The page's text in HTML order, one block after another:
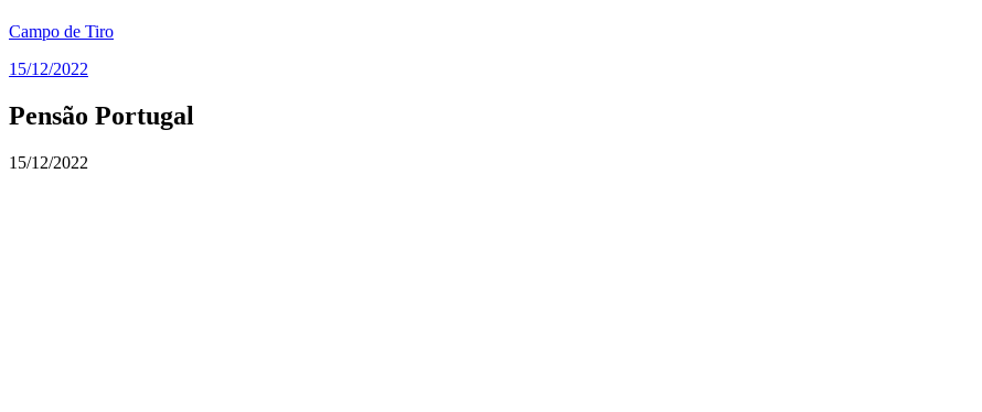
Campo de Tiro
15/12/2022
Pensão Portugal
15/12/2022